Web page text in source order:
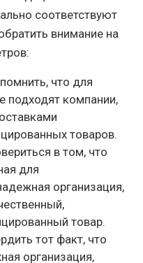
соответствуют
внимание на
что для
подходят компании,
товаров.
в том, что
для
организация,
товар.
тот факт, что
организация,